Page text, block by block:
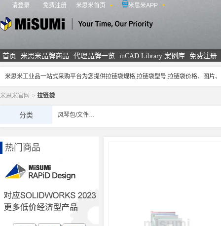
请登录 免费注册 米思米首页 米思米APP
首页 米思米品牌商品 代理品牌一览 inCAD Library 案例库 免费注册
米思米工业品一站式采购平台为您提供拉链袋规格,拉链袋型号,拉链袋价格、图
米思米官网 > 拉链袋
分类 风琴包/文件框/拉链袋
热门商品